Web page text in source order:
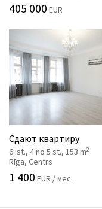
405 000 EUR
Сдают квартиру
6 ist., 4 no 5 st., 153 m2
Rīga, Centrs
1 400 EUR / мес.